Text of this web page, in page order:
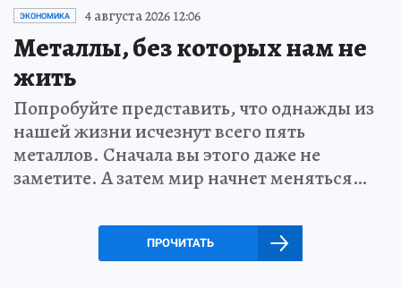
ЭКОНОМИКА 4 августа 2026 12:06
Металлы, без которых нам не
жить
Попробуйте представить, что однажды из
нашей жизни исчезнут всего пять
металлов. Сначала вы этого даже не
заметите. А затем мир начнет меняться…
ПРОЧИТАТЬ